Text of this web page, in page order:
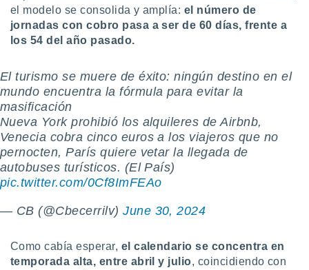
aunque
no
acceder a
web a
abono
el modelo se consolida y amplía: el número de
jornadas con cobro pasa a ser de 60 días, frente a
los 54 del año pasado.
El turismo se muere de éxito: ningún destino en el
mundo encuentra la fórmula para evitar la
masificación
Nueva York prohibió los alquileres de Airbnb,
Venecia cobra cinco euros a los viajeros que no
pernocten, París quiere vetar la llegada de
autobuses turísticos. (El País)
pic.twitter.com/0Cf8ImFEAo
— CB (@Cbecerrilv)June 30, 2024
Como cabía esperar, el calendario se concentra en
temporada alta, entre abril y julio, coincidiendo con